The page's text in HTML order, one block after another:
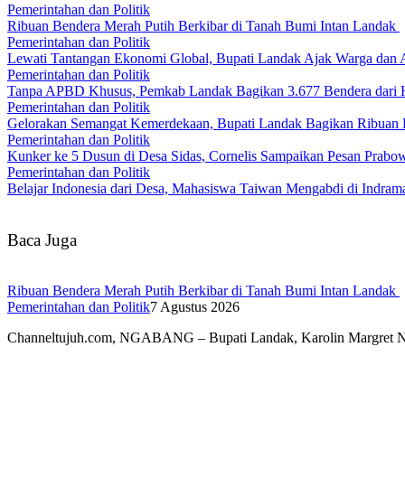
Pemerintahan dan Politik
Ribuan Bendera Merah Putih Berkibar di Tanah Bumi Intan Landak
Pemerintahan dan Politik
Lewati Tantangan Ekonomi Global, Bupati Landak Ajak Warga dan
Pemerintahan dan Politik
Tanpa APBD Khusus, Pemkab Landak Bagikan 3.677 Bendera dari
Pemerintahan dan Politik
Gelorakan Semangat Kemerdekaan, Bupati Landak Bagikan Ribuan
Pemerintahan dan Politik
Kunker ke 5 Dusun di Desa Sidas, Cornelis Sampaikan Pesan
Pemerintahan dan Politik
Belajar Indonesia dari Desa, Mahasiswa Taiwan Mengabdi di
Baca Juga
Ribuan Bendera Merah Putih Berkibar di Tanah Bumi Intan Landak
Pemerintahan dan Politik7 Agustus 2026
Channeltujuh.com, NGABANG – Bupati Landak, Karolin Margret